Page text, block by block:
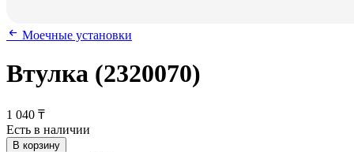
Моечные установки
Втулка (2320070)
1 040 ₸
Есть в наличии
В корзину